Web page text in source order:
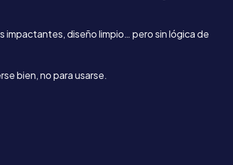
diseño limpio… pero sin lógica de
bien, no para usarse.